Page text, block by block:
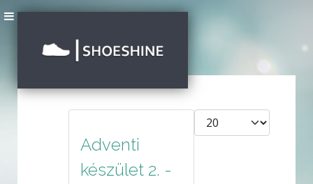
Tételek #
Adventi
készület 2. -